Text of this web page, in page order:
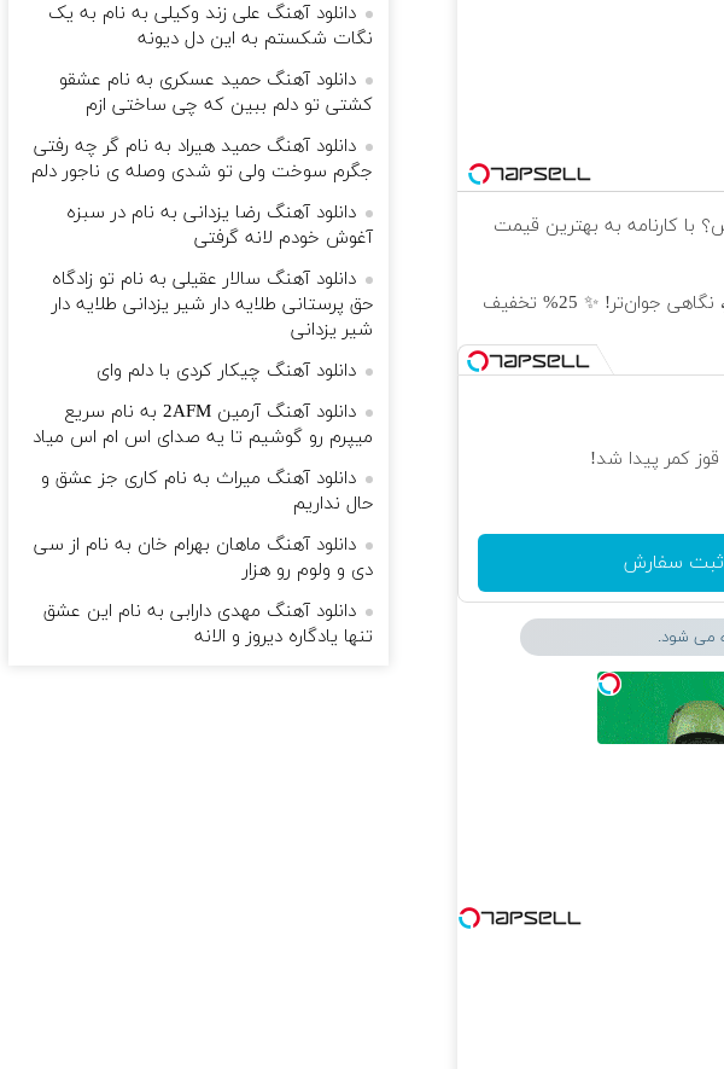
با کارنامه به بهترین قیمت
🎯 چشم‌هایی زیباتر، نگاهی جوان‌تر! ✨ 25% تخفیف
قوز کمر پیدا شد!
ثبت سفارش
می شود.
دانلود آهنگ علی زند وکیلی به نام به یک
نگات شکستم به این دل دیونه
دانلود آهنگ حمید عسکری به نام عشقو
کشتی تو دلم ببین که چی ساختی ازم
دانلود آهنگ حمید هیراد به نام گر چه رفتی
جگرم سوخت ولی تو شدی وصله ی ناجور دلم
دانلود آهنگ رضا یزدانی به نام در سبزه
آغوش خودم لانه گرفتی
دانلود آهنگ سالار عقیلی به نام تو زادگاه
حق پرستانی طلایه دار شیر یزدانی طلایه دار
شیر یزدانی
دانلود آهنگ چیکار کردی با دلم وای
دانلود آهنگ آرمین 2AFM به نام سریع
میپرم رو گوشیم تا یه صدای اس ام اس میاد
دانلود آهنگ میراث به نام کاری جز عشق و
حال نداریم
دانلود آهنگ ماهان بهرام خان به نام از سی
دی و ولوم رو هزار
دانلود آهنگ مهدی دارابی به نام این عشق
تنها یادگاره دیروز و الانه